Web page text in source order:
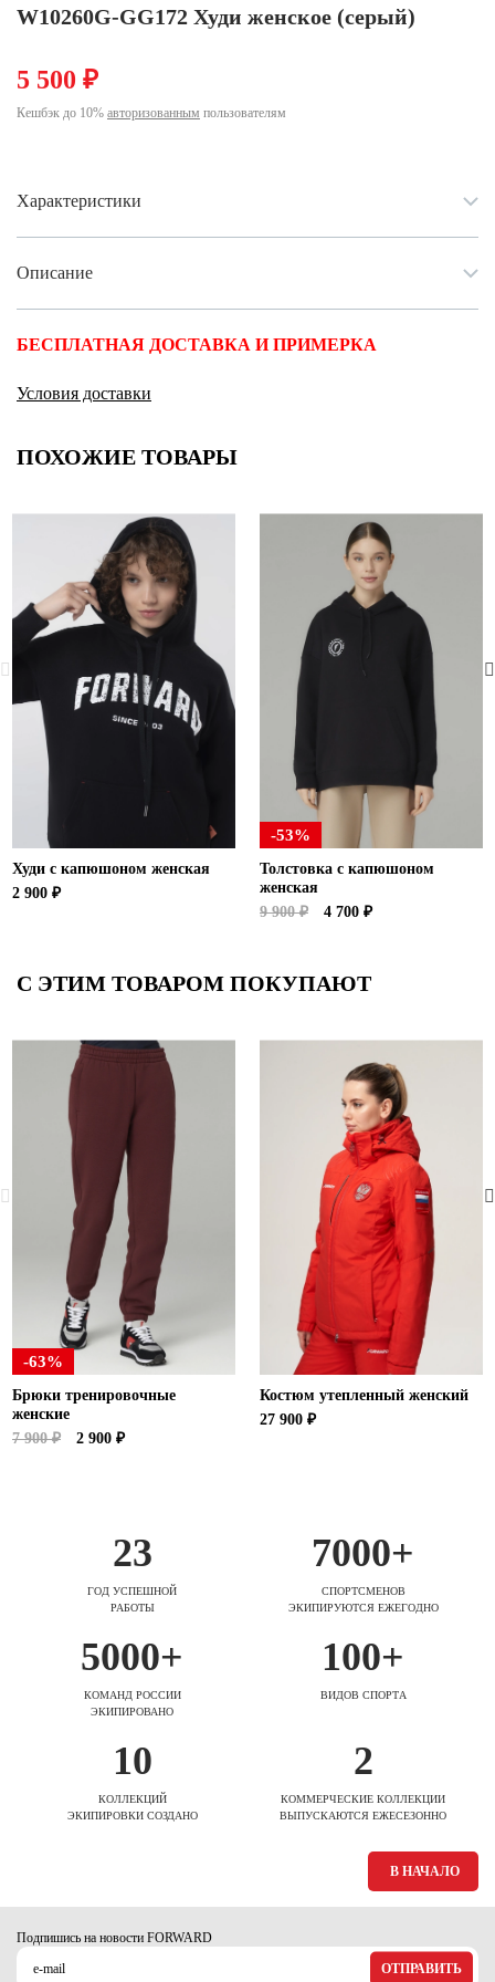
Ямало-Ненецкий автономный округ (1)
Ярославская область (1)
W10260G-GG172 Худи женское (серый)
5 500 ₽
Кешбэк до 10% авторизованным пользователям
Характеристики
Описание
БЕСПЛАТНАЯ ДОСТАВКА И ПРИМЕРКА
Условия доставки
ПОХОЖИЕ ТОВАРЫ
Худи с капюшоном женская
2 900 ₽
-53%
Толстовка с капюшоном
женская
9 900 ₽
4 700 ₽
С ЭТИМ ТОВАРОМ ПОКУПАЮТ
-63%
Брюки тренировочные
женские
7 900 ₽
2 900 ₽
Костюм утепленный женский
27 900 ₽
23
ГОД УСПЕШНОЙ
РАБОТЫ
7000+
СПОРТСМЕНОВ
ЭКИПИРУЮТСЯ ЕЖЕГОДНО
5000+
КОМАНД РОССИИ
ЭКИПИРОВАНО
100+
ВИДОВ СПОРТА
10
КОЛЛЕКЦИЙ
ЭКИПИРОВКИ СОЗДАНО
2
КОММЕРЧЕСКИЕ КОЛЛЕКЦИИ
ВЫПУСКАЮТСЯ ЕЖЕСЕЗОННО
В НАЧАЛО
Подпишись на новости FORWARD
ОТПРАВИТЬ